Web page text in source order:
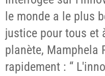
le monde a le plus
justice pour tous et
planète, Mamphela
rapidement : “